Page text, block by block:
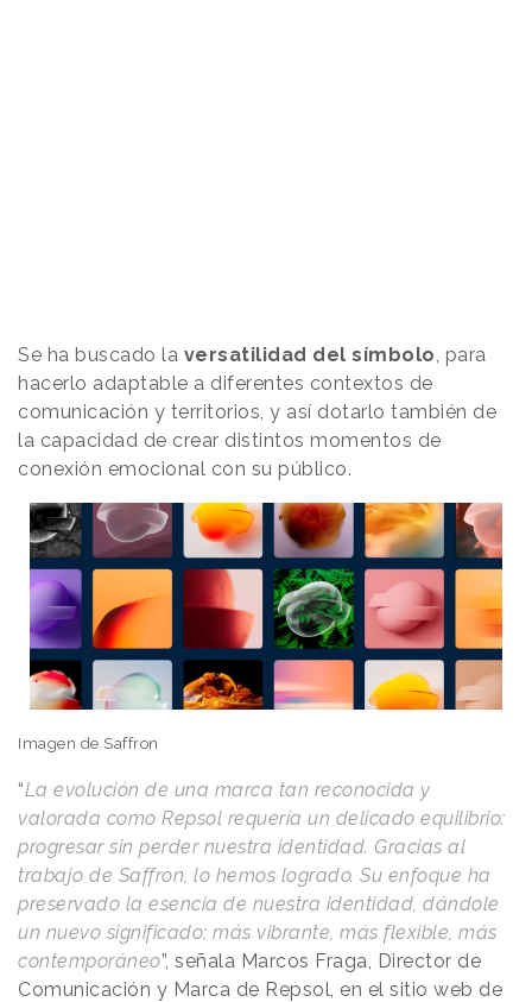
Se ha buscado la versatilidad del símbolo, para
hacerlo adaptable a diferentes contextos de
comunicación y territorios, y así dotarlo también de
la capacidad de crear distintos momentos de
conexión emocional con su público.
Imagen de Saffron
“La evolución de una marca tan reconocida y
valorada como Repsol requería un delicado equilibrio:
progresar sin perder nuestra identidad. Gracias al
trabajo de Saffron, lo hemos logrado. Su enfoque ha
preservado la esencia de nuestra identidad, dándole
un nuevo significado: más vibrante, más flexible, más
contemporáneo”, señala Marcos Fraga, Director de
Comunicación y Marca de Repsol, en el sitio web de